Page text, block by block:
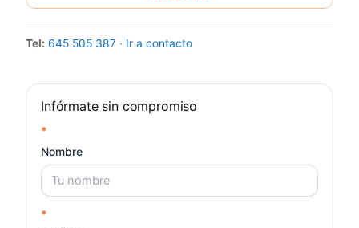
Tel: 645 505 387 · Ir a contacto
Infórmate sin compromiso
*
Nombre
*